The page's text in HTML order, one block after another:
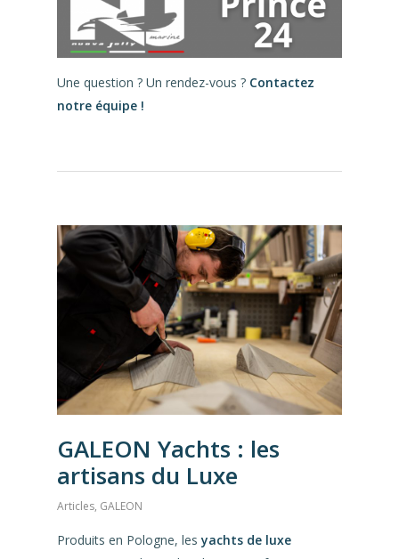
Une question ? Un rendez-vous ? Contactez
notre équipe !
GALEON Yachts : les
artisans du Luxe
Articles, GALEON
Produits en Pologne, lesyachts de luxe